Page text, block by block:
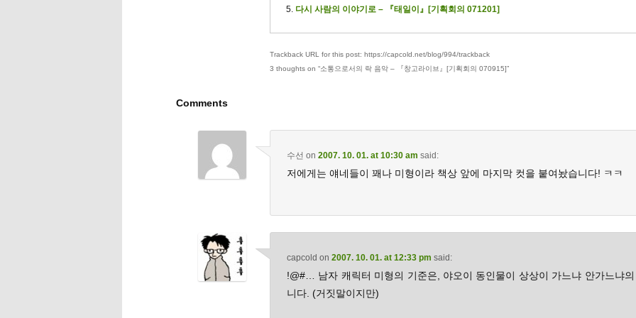
다시 사람의 이야기로 – 『태일이』[기획회의 071201]
Trackback URL for this post: https://capcold.net/blog/994/trackback
3 thoughts on “소통으로서의 락 음악 – 『창고라이브』[기획회의 070915]”
Comments
수선 on 2007. 10. 01. at 10:30 am said:
저에게는 얘네들이 꽤나 미형이라 책상 앞에 마지막 컷을 붙여놨습니다! ㅋㅋ
capcold on 2007. 10. 01. at 12:33 pm said:
!@#… 남자 캐릭터 미형의 기준은, 야오이 동인물이 상상이 가느냐 안가느냐
니다. (거짓말이지만)